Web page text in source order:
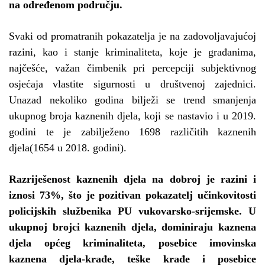
na određenom području.
Svaki od promatranih pokazatelja je na zadovoljavajućoj
razini, kao i stanje kriminaliteta, koje je građanima,
najčešće, važan čimbenik pri percepciji subjektivnog
osjećaja vlastite sigurnosti u društvenoj zajednici.
Unazad nekoliko godina bilježi se trend smanjenja
ukupnog broja kaznenih djela, koji se nastavio i u 2019.
godini te je zabilježeno 1698 različitih kaznenih
djela(1654 u 2018. godini).
Razriješenost kaznenih djela na dobroj je razini i
iznosi 73%, što je pozitivan pokazatelj učinkovitosti
policijskih službenika PU vukovarsko-srijemske. U
ukupnoj brojci kaznenih djela, dominiraju kaznena
djela općeg kriminaliteta, posebice imovinska
kaznena djela-krađe, teške krađe i posebice